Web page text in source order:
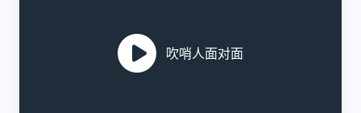
吹哨人面对面